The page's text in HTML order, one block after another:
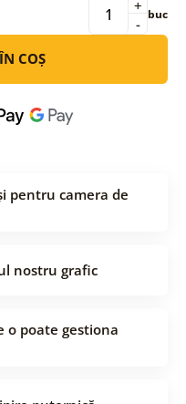
-
+ buc
COȘ
pentru camera de
nostru grafic
o poate gestiona